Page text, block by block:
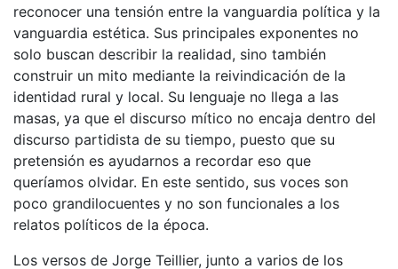
reconocer una tensión entre la vanguardia política y la
vanguardia estética. Sus principales exponentes no
solo buscan describir la realidad, sino también
construir un mito mediante la reivindicación de la
identidad rural y local. Su lenguaje no llega a las
masas, ya que el discurso mítico no encaja dentro del
discurso partidista de su tiempo, puesto que su
pretensión es ayudarnos a recordar eso que
queríamos olvidar. En este sentido, sus voces son
poco grandilocuentes y no son funcionales a los
relatos políticos de la época.
Los versos de Jorge Teillier, junto a varios de los